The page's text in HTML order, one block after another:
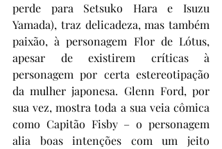
perde para Setsuko Hara e Isuzu
Yamada), traz delicadeza, mas também
paixão, à personagem Flor de Lótus,
apesar de existirem críticas à
personagem por certa estereotipação
da mulher japonesa. Glenn Ford, por
sua vez, mostra toda a sua veia cômica
como Capitão Fisby – o personagem
alia boas intenções com um jeito